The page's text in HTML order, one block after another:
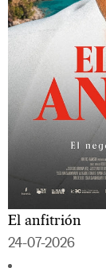
El anfitrión
24-07-2026